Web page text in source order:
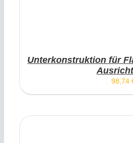
Unterkonstruktion für
98,74